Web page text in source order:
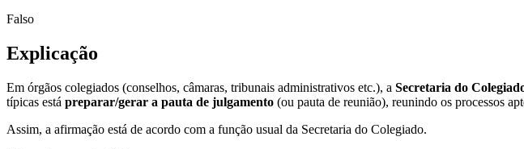
Falso
Explicação
Em órgãos colegiados (conselhos, câmaras, tribunais administrativos etc.), a Secretaria do
típicas está preparar/gerar a pauta de julgamento (ou pauta de reunião), reunindo os processos
Assim, a afirmação está de acordo com a função usual da Secretaria do Colegiado.